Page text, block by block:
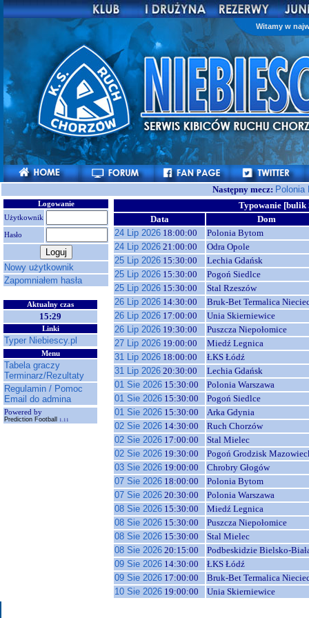
Witamy w
Następny mecz:
Logowanie
Użytkownik
Hasło
Nowy użytkownik
Zapomniałem hasła
Aktualny czas
15:29
Linki
Typer Niebiescy.pl
Menu
Tabela graczy
Terminarz/Rezultaty
Regulamin / Pomoc
Email do admina
Powered by
Prediction Football 1.11
Typowanie [bulik
Data
Dom
24 Lip 2026 18:00:00
Polonia Bytom
24 Lip 2026 21:00:00
Odra Opole
25 Lip 2026 15:30:00
Lechia Gdańsk
25 Lip 2026 15:30:00
Pogoń Siedlce
25 Lip 2026 15:30:00
Stal Rzeszów
26 Lip 2026 14:30:00
Bruk-Bet Termalica
26 Lip 2026 17:00:00
Unia Skierniewice
26 Lip 2026 19:30:00
Puszcza Niepołomice
27 Lip 2026 19:00:00
Miedź Legnica
31 Lip 2026 18:00:00
ŁKS Łódź
31 Lip 2026 20:30:00
Lechia Gdańsk
01 Sie 2026 15:30:00
Polonia Warszawa
01 Sie 2026 15:30:00
Pogoń Siedlce
01 Sie 2026 15:30:00
Arka Gdynia
02 Sie 2026 14:30:00
Ruch Chorzów
02 Sie 2026 17:00:00
Stal Mielec
02 Sie 2026 19:30:00
Pogoń Grodzisk
03 Sie 2026 19:00:00
Chrobry Głogów
07 Sie 2026 18:00:00
Polonia Bytom
07 Sie 2026 20:30:00
Polonia Warszawa
08 Sie 2026 15:30:00
Miedź Legnica
08 Sie 2026 15:30:00
Puszcza Niepołomice
08 Sie 2026 15:30:00
Stal Mielec
08 Sie 2026 20:15:00
Podbeskidzie Bielsko-
09 Sie 2026 14:30:00
ŁKS Łódź
09 Sie 2026 17:00:00
Bruk-Bet Termalica
10 Sie 2026 19:00:00 Unia Skierniewice